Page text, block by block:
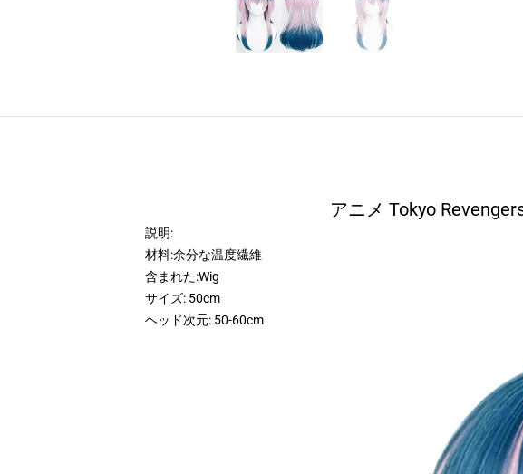
アニメ Tokyo
説明:
材料:余分な温度繊維
含まれた:Wig
サイズ: 50cm
ヘッド次元: 50-60cm